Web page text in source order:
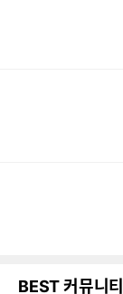
BEST 커뮤니티